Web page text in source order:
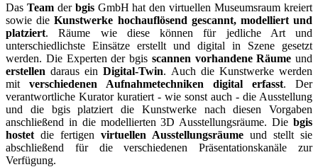
Das Teamder bgisGmbH hat den virtuellen Museumsraum kreiert
sowie dieKunstwerke hochauflösend gescannt, modelliert und
platziert. Räume wie diese können für jedliche Art und
unterschiedlichste Einsätze erstellt und digital in Szene gesetzt
werden. Die Experten der bgis scannen vorhandene Räume und
erstellen daraus einDigital-Twin. Auch die Kunstwerke werden
mit verschiedenen Aufnahmetechniken digital erfasst. Der
verantwortliche Kurator kuratiert - wie sonst auch - die Ausstellung
und die bgis platziert die Kunstwerke nach diesen Vorgaben
anschließend in die modellierten 3D Ausstellungsräume. Die bgis
hostet die fertigen virtuellen Ausstellungsräume und stellt sie
abschließend für die verschiedenen Präsentationskanäle zur
Verfügung.